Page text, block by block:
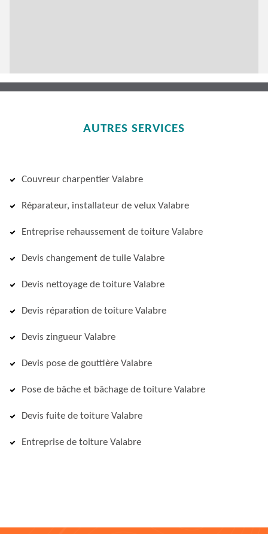
AUTRES SERVICES
Couvreur charpentier Valabre
Réparateur, installateur de velux Valabre
Entreprise rehaussement de toiture Valabre
Devis changement de tuile Valabre
Devis nettoyage de toiture Valabre
Devis réparation de toiture Valabre
Devis zingueur Valabre
Devis pose de gouttière Valabre
Pose de bâche et bâchage de toiture Valabre
Devis fuite de toiture Valabre
Entreprise de toiture Valabre